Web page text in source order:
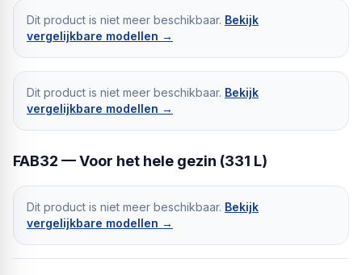
Dit product is niet meer beschikbaar. Bekijk
vergelijkbare modellen →
Dit product is niet meer beschikbaar. Bekijk
vergelijkbare modellen →
FAB32 — Voor het hele gezin (331 L)
Dit product is niet meer beschikbaar. Bekijk
vergelijkbare modellen →